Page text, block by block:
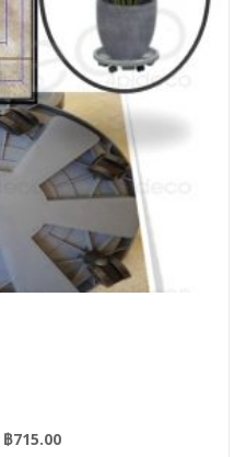
Original
฿715.00Current